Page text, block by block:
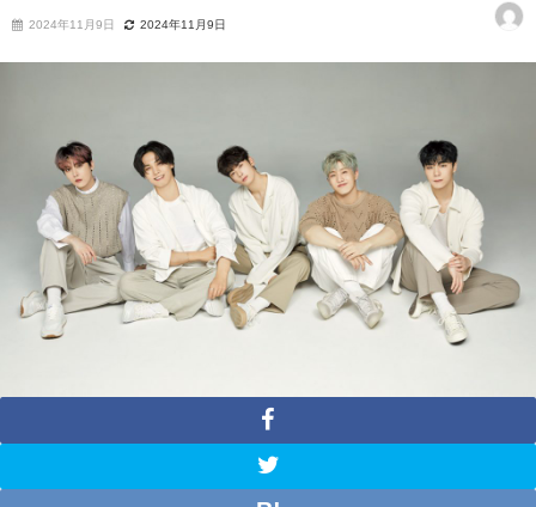
2024年11月9日 2024年11月9日